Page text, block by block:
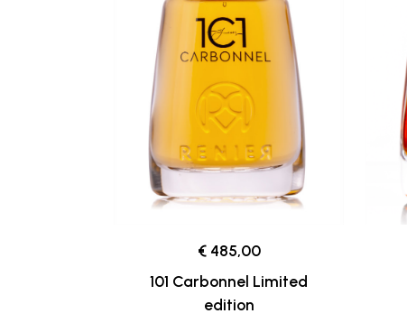
€ 485,00
101 Carbonnel Limited
edition